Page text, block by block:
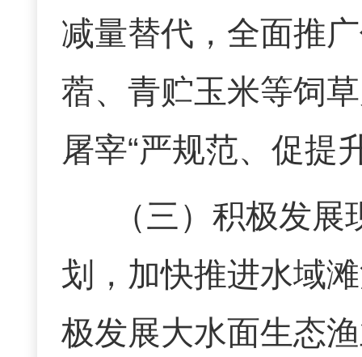
减量替代，全面推
蓿、青贮玉米等饲
屠宰“严规范、促提
（三） 积极发展
划，加快推进水域
极发展大水面生态